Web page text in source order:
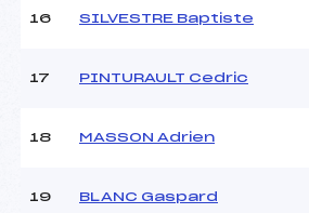
Température départ :
16 SILVESTRE Baptiste
17 PINTURAULT Cedric
18 MASSON Adrien
19 BLANC Gaspard